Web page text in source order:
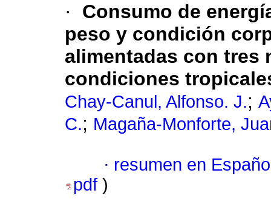
·
Consumo de
peso y condición
alimentadas con tres
condiciones
Chay-Canul, Alfonso. J.;
C.; Magaña-Monforte,
· resumen en
pdf )